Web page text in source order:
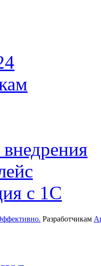
с 1С
Разработчикам